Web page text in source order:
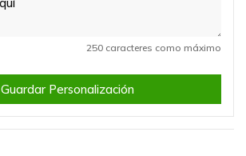
250 caracteres como máximo
Guardar Personalización